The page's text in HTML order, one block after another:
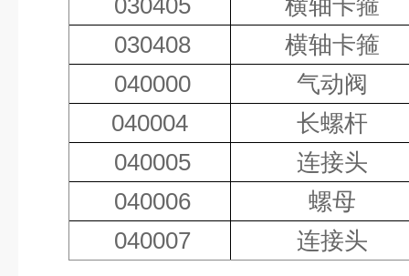
030405
横轴卡箍
030408
横轴卡箍
040000
气动阀
040004
长螺杆
040005
连接头
040006
螺母
040007
连接头